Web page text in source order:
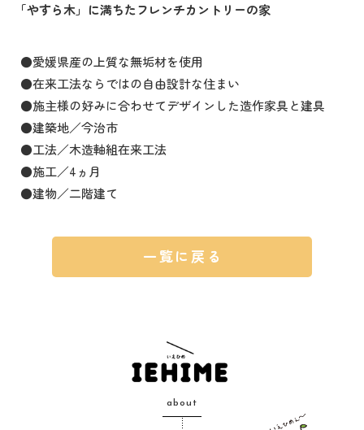
｢やすら木」に満ちたフレンチカントリーの家
●愛媛県産の上質な無垢材を使用
●在来工法ならではの自由設計な住まい
●施主様の好みに合わせてデザインした造作家具と建具
●建築地／今治市
●工法／木造軸組在来工法
●施工／4ヵ月
●建物／二階建て
一覧に戻る
about